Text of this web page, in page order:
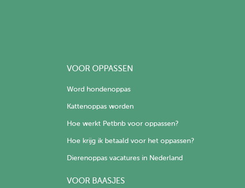
VOOR OPPASSEN
Word hondenoppas
Kattenoppas worden
Hoe werkt Petbnb voor oppassen?
Hoe krijg ik betaald voor het oppassen?
Dierenoppas vacatures in Nederland
VOOR BAASJES